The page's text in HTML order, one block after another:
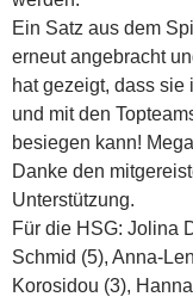
Ein Satz aus dem
erneut angebracht
hat gezeigt, dass
und mit den
besiegen kann!
Danke den
Unterstützung.
Für die HSG: Jolina
Schmid (5), Anna-
Korosidou (3),